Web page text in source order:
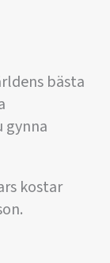
bästa
gynna
kostar